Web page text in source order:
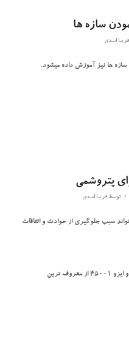
سازه ها
فریبا اسدی
ها نیز آموزش داده میشود.
/ توسط فریبا اسدی
پتروشمی می تواند سبب جلوگیری از حوادث و اتفاقات
ایزو 9001 همراه با دو استاندارد ایزو 14001 و ایزو 45001 از معروف ترین